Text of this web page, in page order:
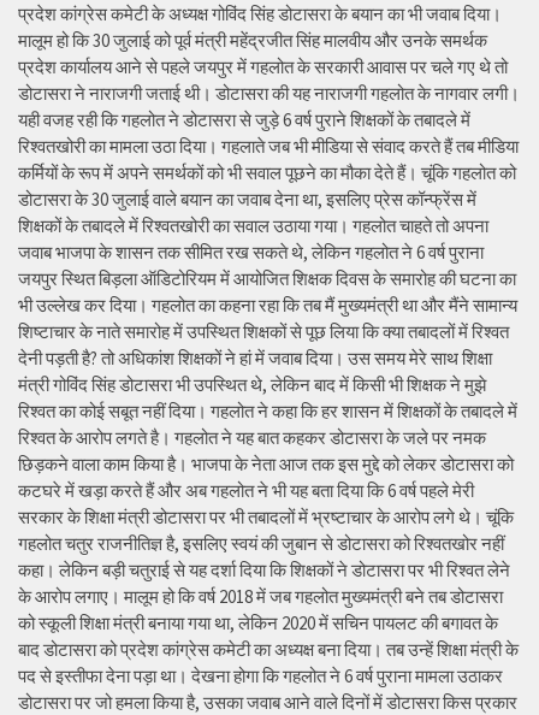
प्रदेश कांग्रेस कमेटी के अध्यक्ष गोविंद सिंह डोटासरा के बयान का भी जवाब दिया।
मालूम हो कि 30 जुलाई को पूर्व मंत्री महेंद्रजीत सिंह मालवीय और उनके समर्थक
प्रदेश कार्यालय आने से पहले जयपुर में गहलोत के सरकारी आवास पर चले गए थे तो
डोटासरा ने नाराजगी जताई थी। डोटासरा की यह नाराजगी गहलोत के नागवार लगी।
यही वजह रही कि गहलोत ने डोटासरा से जुड़े 6 वर्ष पुराने शिक्षकों के तबादले में
रिश्वतखोरी का मामला उठा दिया। गहलाते जब भी मीडिया से संवाद करते हैं तब मीडिया
कर्मियों के रूप में अपने समर्थकों को भी सवाल पूछने का मौका देते हैं। चूंकि गहलोत को
डोटासरा के 30 जुलाई वाले बयान का जवाब देना था, इसलिए प्रेस कॉन्फ्रेंस में
शिक्षकों के तबादले में रिश्वतखोरी का सवाल उठाया गया। गहलोत चाहते तो अपना
जवाब भाजपा के शासन तक सीमित रख सकते थे, लेकिन गहलोत ने 6 वर्ष पुराना
जयपुर स्थित बिड़ला ऑडिटोरियम में आयोजित शिक्षक दिवस के समारोह की घटना का
भी उल्लेख कर दिया। गहलोत का कहना रहा कि तब मैं मुख्यमंत्री था और मैंने सामान्य
शिष्टाचार के नाते समारोह में उपस्थित शिक्षकों से पूछ लिया कि क्या तबादलों में रिश्वत
देनी पड़ती है? तो अधिकांश शिक्षकों ने हां में जवाब दिया। उस समय मेरे साथ शिक्षा
मंत्री गोविंद सिंह डोटासरा भी उपस्थित थे, लेकिन बाद में किसी भी शिक्षक ने मुझे
रिश्वत का कोई सबूत नहीं दिया। गहलोत ने कहा कि हर शासन में शिक्षकों के तबादले में
रिश्वत के आरोप लगते है। गहलोत ने यह बात कहकर डोटासरा के जले पर नमक
छिड़कने वाला काम किया है। भाजपा के नेता आज तक इस मुद्दे को लेकर डोटासरा को
कटघरे में खड़ा करते हैं और अब गहलोत ने भी यह बता दिया कि 6 वर्ष पहले मेरी
सरकार के शिक्षा मंत्री डोटासरा पर भी तबादलों में भ्रष्टाचार के आरोप लगे थे। चूंकि
गहलोत चतुर राजनीतिज्ञ है, इसलिए स्वयं की जुबान से डोटासरा को रिश्वतखोर नहीं
कहा। लेकिन बड़ी चतुराई से यह दर्शा दिया कि शिक्षकों ने डोटासरा पर भी रिश्वत लेने
के आरोप लगाए। मालूम हो कि वर्ष 2018 में जब गहलोत मुख्यमंत्री बने तब डोटासरा
को स्कूली शिक्षा मंत्री बनाया गया था, लेकिन 2020 में सचिन पायलट की बगावत के
बाद डोटासरा को प्रदेश कांग्रेस कमेटी का अध्यक्ष बना दिया। तब उन्हें शिक्षा मंत्री के
पद से इस्तीफा देना पड़ा था। देखना होगा कि गहलोत ने 6 वर्ष पुराना मामला उठाकर
डोटासरा पर जो हमला किया है, उसका जवाब आने वाले दिनों में डोटासरा किस प्रकार